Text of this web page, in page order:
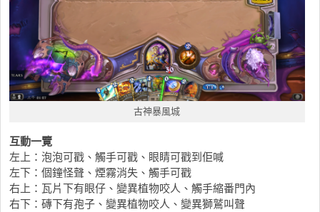
古神暴風城
互動一覽
左上：泡泡可戳、觸手可戳、眼睛可戳到佢喊
左下：個鐘怪聲、煙霧消失、觸手可戳
右上：瓦片下有眼仔、變異植物咬人、觸手縮番門內
右下：磚下有孢子、變異植物咬人、變異獅鷲叫聲